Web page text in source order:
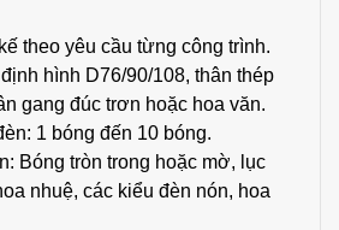
theo yêu cầu từng công trình.
hình D76/90/108, thân thép
gang đúc trơn hoặc hoa văn.
1 bóng đến 10 bóng.
Bóng tròn trong hoặc mờ, lục
nhuệ, các kiểu đèn nón, hoa